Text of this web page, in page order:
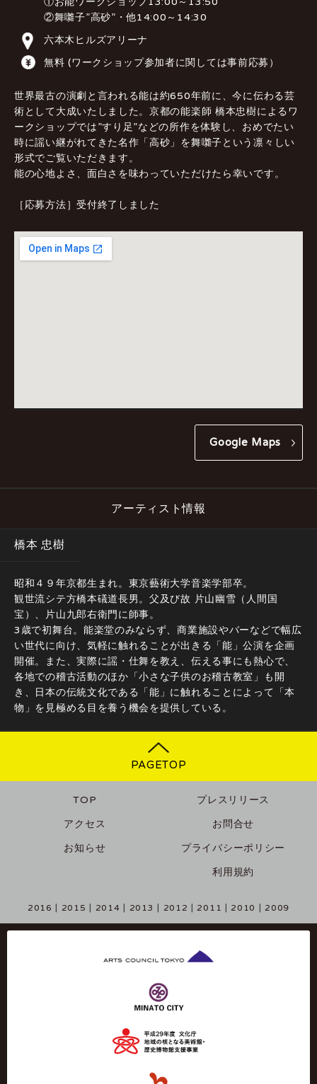
②舞囃子”高砂”・他14:00～14:30
六本木ヒルズアリーナ
無料 (ワークショップ参加者に関しては事前応募）
世界最古の演劇と言われる能は約650年前に、今に伝わる芸
術として大成いたしました。京都の能楽師 橋本忠樹によるワ
ークショップでは”すり足”などの所作を体験し、おめでたい
時に謡い継がれてきた名作「高砂」を舞囃子という凛々しい
形式でご覧いただきます。
能の心地よさ、面白さを味わっていただけたら幸いです。
［応募方法］受付終了しました
Google Maps
アーティスト情報
橋本 忠樹
昭和４９年京都生まれ。東京藝術大学音楽学部卒。
観世流シテ方橋本礒道長男。父及び故 片山幽雪（人間国
宝）、片山九郎右衛門に師事。
3歳で初舞台。能楽堂のみならず、商業施設やバーなどで幅広
い世代に向け、気軽に触れることが出きる「能」公演を企画
開催。また、実際に謡・仕舞を教え、伝える事にも熱心で、
各地での稽古活動のほか「小さな子供のお稽古教室」も開
き、日本の伝統文化である「能」に触れることによって「本
物」を見極める目を養う機会を提供している。
PAGETOP
TOP
アクセス
お知らせ
プレスリリース
お問合せ
プライバシーポリシー
利用規約
2016 2015 2014 2013 2012 2011 2010 2009